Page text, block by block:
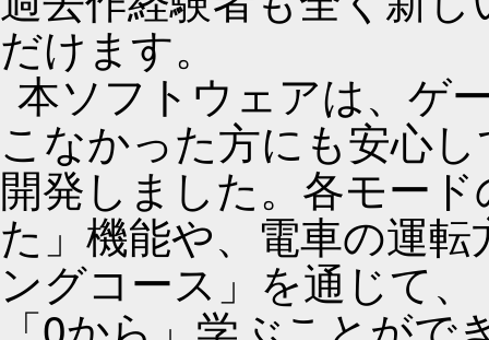
だけます。
本ソフトウェアは、ゲ
こなかった方にも安心
開発しました。各モー
た」機能や、電車の運
ングコース」を通じて